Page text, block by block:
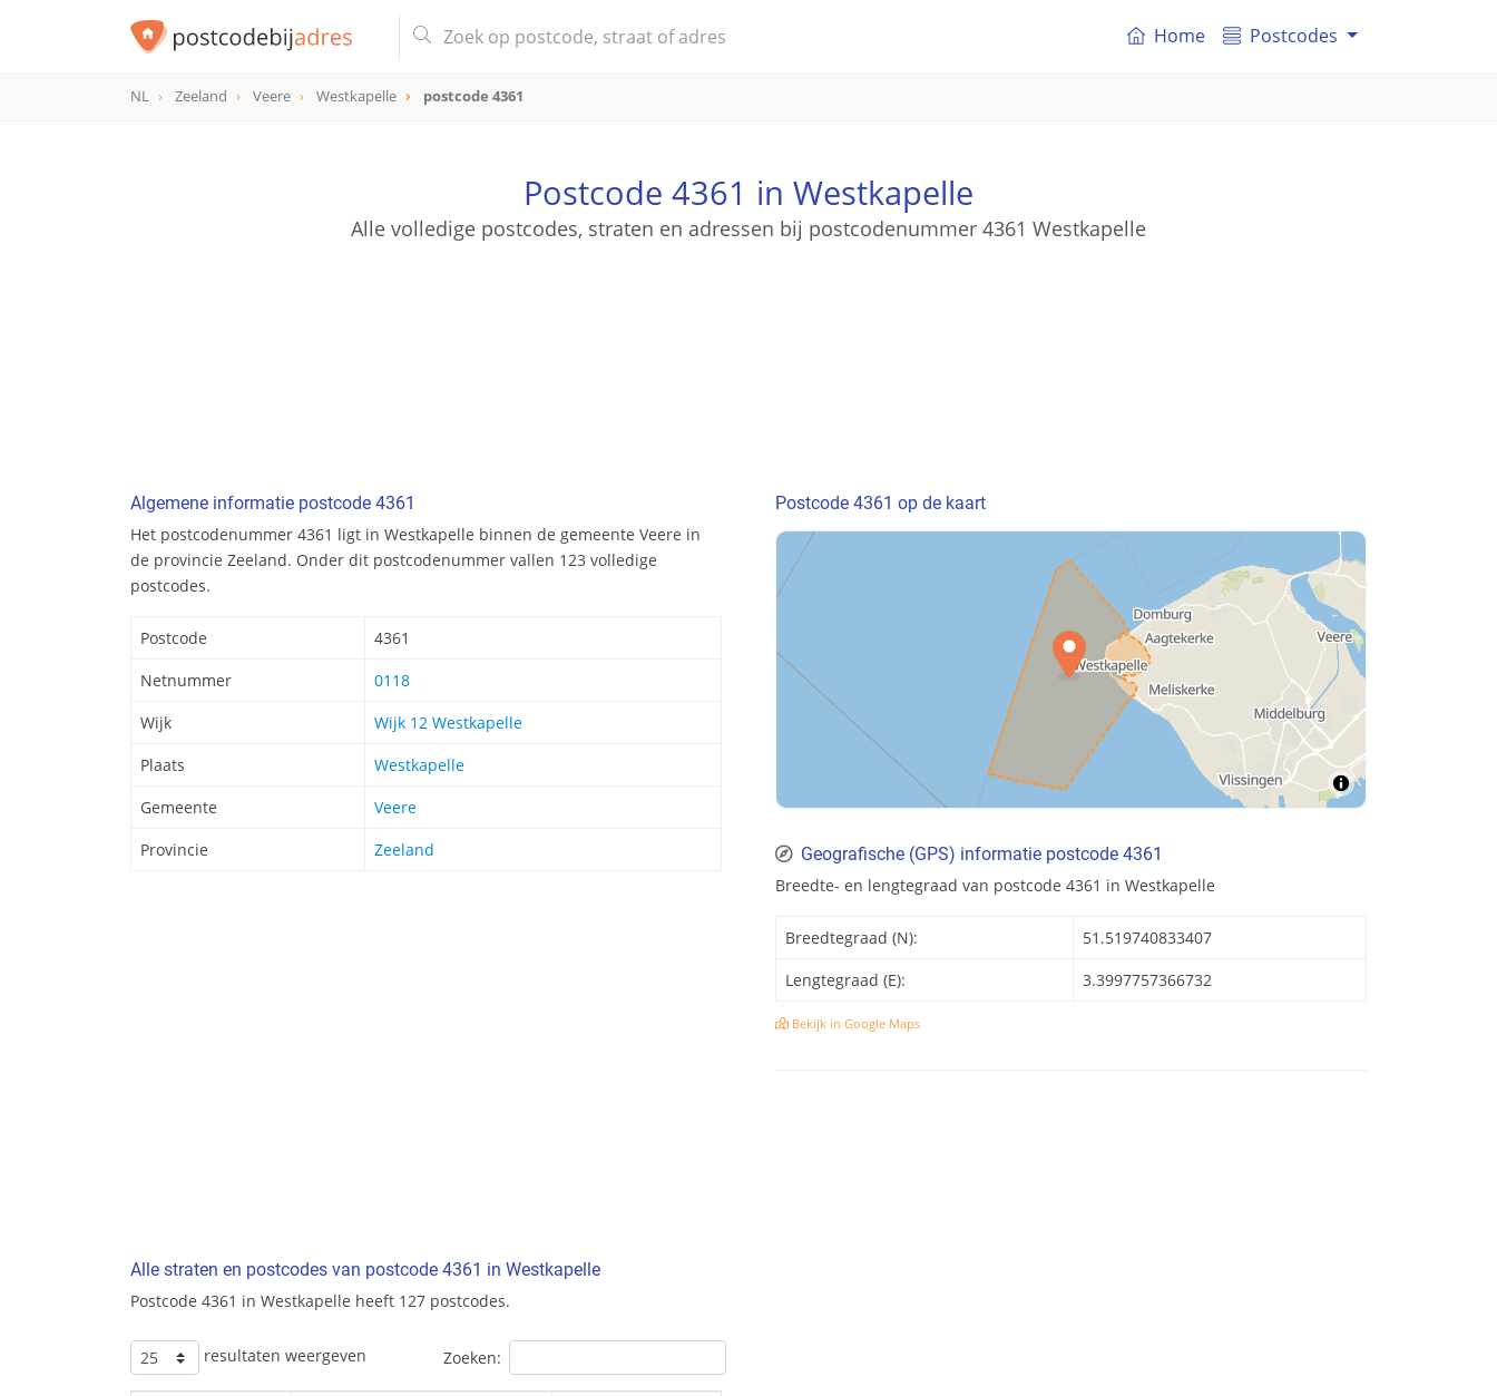
Home Postcodes
NL Zeeland Veere Westkapelle postcode 4361
Postcode 4361 in Westkapelle
Alle volledige postcodes, straten en adressen bij postcodenummer 4361 Westkapelle
Algemene informatie postcode 4361
Het postcodenummer 4361 ligt in Westkapelle binnen de gemeente Veere in
de provincie Zeeland. Onder dit postcodenummer vallen 123 volledige
postcodes.
Postcode
4361
Netnummer
0118
Wijk
Wijk 12 Westkapelle
Plaats
Westkapelle
Gemeente
Veere
Provincie
Zeeland
Alle straten en postcodes van postcode 4361 in Westkapelle
Postcode 4361 in Westkapelle heeft 127 postcodes.
resultaten weergeven Zoeken:
Postcode 4361 op de kaart
Geografische (GPS) informatie postcode 4361
Breedte- en lengtegraad van postcode 4361 in Westkapelle
Breedtegraad (N):
51.519740833407
Lengtegraad (E):
3.3997757366732
Bekijk in Google Maps